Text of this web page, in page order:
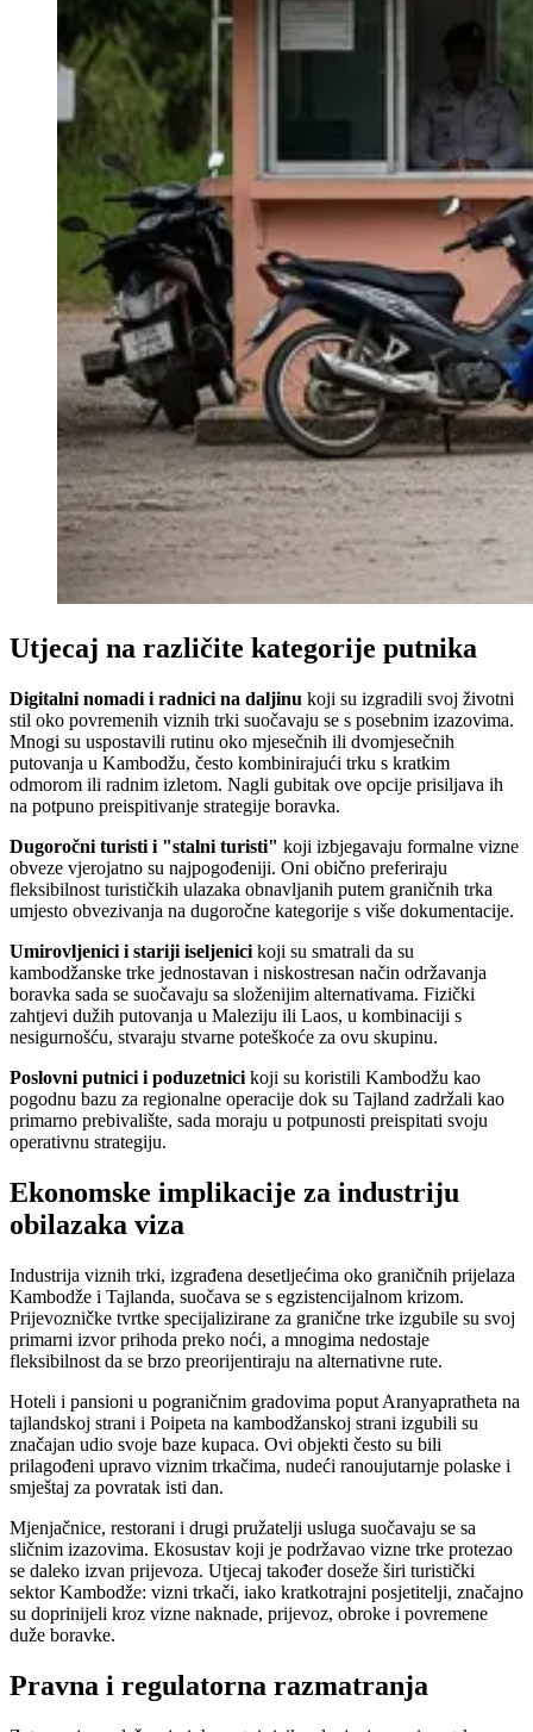
Utjecaj na različite kategorije putnika
Digitalni nomadi i radnici na daljinu koji su izgradili svoj životni
stil oko povremenih viznih trki suočavaju se s posebnim izazovima.
Mnogi su uspostavili rutinu oko mjesečnih ili dvomjesečnih
putovanja u Kambodžu, često kombinirajući trku s kratkim
odmorom ili radnim izletom. Nagli gubitak ove opcije prisiljava ih
na potpuno preispitivanje strategije boravka.
Dugoročni turisti i "stalni turisti" koji izbjegavaju formalne vizne
obveze vjerojatno su najpogođeniji. Oni obično preferiraju
fleksibilnost turističkih ulazaka obnavljanih putem graničnih trka
umjesto obvezivanja na dugoročne kategorije s više dokumentacije.
Umirovljenici i stariji iseljenici koji su smatrali da su
kambodžanske trke jednostavan i niskostresan način održavanja
boravka sada se suočavaju sa složenijim alternativama. Fizički
zahtjevi dužih putovanja u Maleziju ili Laos, u kombinaciji s
nesigurnošću, stvaraju stvarne poteškoće za ovu skupinu.
Poslovni putnici i poduzetnici koji su koristili Kambodžu kao
pogodnu bazu za regionalne operacije dok su Tajland zadržali kao
primarno prebivalište, sada moraju u potpunosti preispitati svoju
operativnu strategiju.
Ekonomske implikacije za industriju
obilazaka viza
Industrija viznih trki, izgrađena desetljećima oko graničnih prijelaza
Kambodže i Tajlanda, suočava se s egzistencijalnom krizom.
Prijevozničke tvrtke specijalizirane za granične trke izgubile su svoj
primarni izvor prihoda preko noći, a mnogima nedostaje
fleksibilnost da se brzo preorijentiraju na alternativne rute.
Hoteli i pansioni u pograničnim gradovima poput Aranyapratheta na
tajlandskoj strani i Poipeta na kambodžanskoj strani izgubili su
značajan udio svoje baze kupaca. Ovi objekti često su bili
prilagođeni upravo viznim trkačima, nudeći ranoujutarnje polaske i
smještaj za povratak isti dan.
Mjenjačnice, restorani i drugi pružatelji usluga suočavaju se sa
sličnim izazovima. Ekosustav koji je podržavao vizne trke protezao
se daleko izvan prijevoza. Utjecaj također doseže širi turistički
sektor Kambodže: vizni trkači, iako kratkotrajni posjetitelji, značajno
su doprinijeli kroz vizne naknade, prijevoz, obroke i povremene
duže boravke.
Pravna i regulatorna razmatranja